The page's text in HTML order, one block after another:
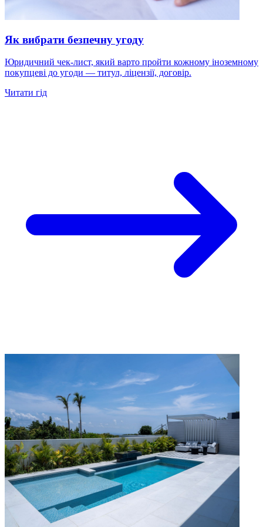
Як вибрати безпечну угоду
Юридичний чек-лист, який варто пройти кожному іноземному
покупцеві до угоди — титул, ліцензії, договір.
Читати гід